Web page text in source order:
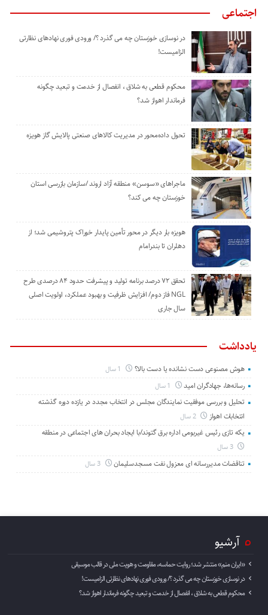
اجتماعی
در نوسازی خوزستان چه می گذرد ؟/ ورودی فوری نهادهای نظارتی
الزامیست!
محکوم قطعی به شلاق ، انفصال از خدمت و تبعید چگونه
فرماندار اهواز شد؟
تحول داده‌محور در مدیریت کالاهای صنعتی پالایش گاز هویزه
ماجراهای «سوسن» منطقه آزاد اروند /سازمان بازرسی استان
خوزستان چه می کند؟
هویزه بار دیگر در محور تأمین پایدار خوراک پتروشیمی شد؛ از
دهلران تا بندرامام
تحقق ۷۲ درصد برنامه تولید و پیشرفت حدود ۸۴ درصدی طرح
NGL فاز دوم/ افزایش ظرفیت و بهبود عملکرد، اولویت اصلی
سال جاری
یادداشت
هوش مصنوعی دست نشانده یا دست بالا؟
رسانه‌ها، جهادگران امید
تحلیل و بررسی موفقیت نمایندگان مجلس در انتخاب مجدد در یازده دوره گذشته
انتخابات اهواز
2 سال
یکه تازی رئیس غیربومی اداره برق گتوند/با ایجاد بحران های اجتماعی در منطقه
3 سال
تناقضات مدیررسانه ای معزول نفت مسجدسلیمان 3 سال
آرشیو
«ایران منم» منتشر شد؛ روایت حماسه، مقاومت و هویت ملی در قالب موسیقی
در نوسازی خوزستان چه می گذرد ؟/ ورودی فوری نهادهای نظارتی الزامیست!
محکوم قطعی به شلاق ، انفصال از خدمت و تبعید چگونه فرماندار اهواز شد؟